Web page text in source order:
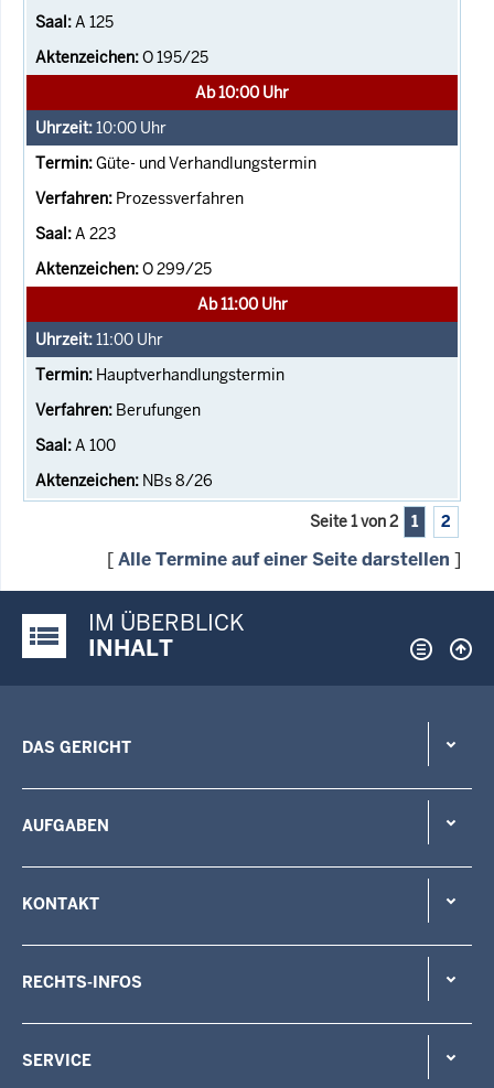
A 125
O 195/25
Ab 10:00 Uhr
10:00 Uhr
Güte- und Verhandlungstermin
Prozessverfahren
A 223
O 299/25
Ab 11:00 Uhr
11:00 Uhr
Hauptverhandlungstermin
Berufungen
A 100
NBs 8/26
Seite 1 von 2 1 2
[Alle Termine auf einer Seite darstellen ]
Justiz-Portal im Überblick:
IM ÜBERBLICK
INHALT
DAS GERICHT
AUFGABEN
KONTAKT
RECHTS-INFOS
SERVICE